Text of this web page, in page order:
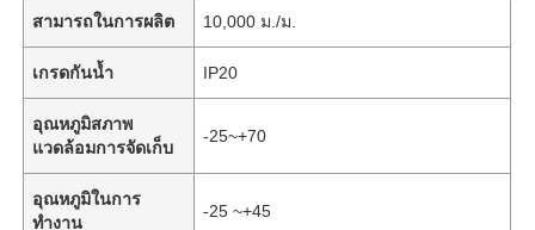
สามารถในการผลิต 10,000 ม./ม.
เกรดกันน้ำ IP20
อุณหภูมิสภาพ
แวดล้อมการจัดเก็บ
-25~+70
อุณหภูมิในการ
ทำงาน
-25 ~+45